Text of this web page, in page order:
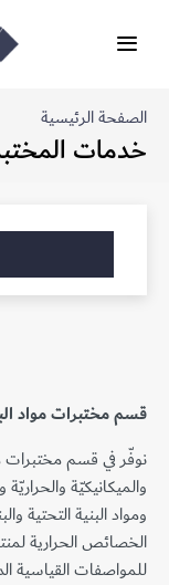
الصفحة الرئيسية
خدمات
قسم مختبرات مواد
نوفّر في قسم مختبرات
والميكانيكيّة
ومواد البنية التحتية
الخصائص الحرارية
للمواصفات القياسية